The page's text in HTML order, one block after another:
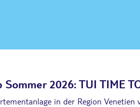
Sommer 2026: TUI TIME
in der Region